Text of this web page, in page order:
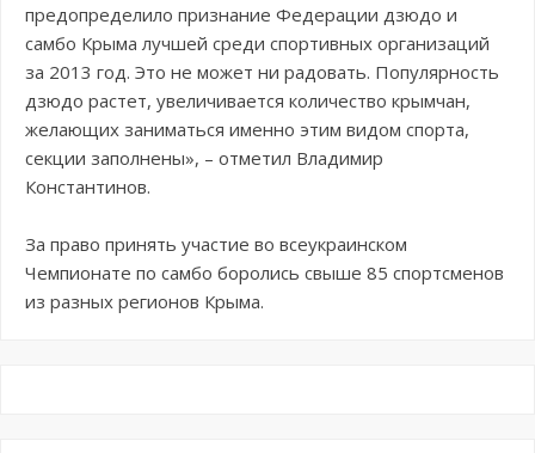
предопределило признание Федерации дзюдо и
самбо Крыма лучшей среди спортивных организаций
за 2013 год. Это не может ни радовать. Популярность
дзюдо растет, увеличивается количество крымчан,
желающих заниматься именно этим видом спорта,
секции заполнены», – отметил Владимир
Константинов.
За право принять участие во всеукраинском
Чемпионате по самбо боролись свыше 85 спортсменов
из разных регионов Крыма.